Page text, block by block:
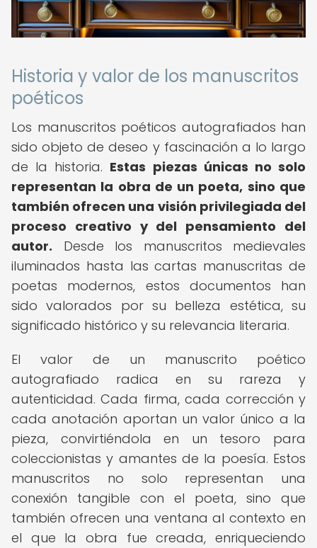
Historia y valor de los manuscritos
poéticos
Los manuscritos poéticos autografiados han
sido objeto de deseo y fascinación a lo largo
de la historia. Estas piezas únicas no solo
representan la obra de un poeta, sino que
también ofrecen una visión privilegiada del
proceso creativo y del pensamiento del
autor. Desde los manuscritos medievales
iluminados hasta las cartas manuscritas de
poetas modernos, estos documentos han
sido valorados por su belleza estética, su
significado histórico y su relevancia literaria.
El valor de un manuscrito poético
autografiado radica en su rareza y
autenticidad. Cada firma, cada corrección y
cada anotación aportan un valor único a la
pieza, convirtiéndola en un tesoro para
coleccionistas y amantes de la poesía. Estos
manuscritos no solo representan una
conexión tangible con el poeta, sino que
también ofrecen una ventana al contexto en
el que la obra fue creada, enriqueciendo